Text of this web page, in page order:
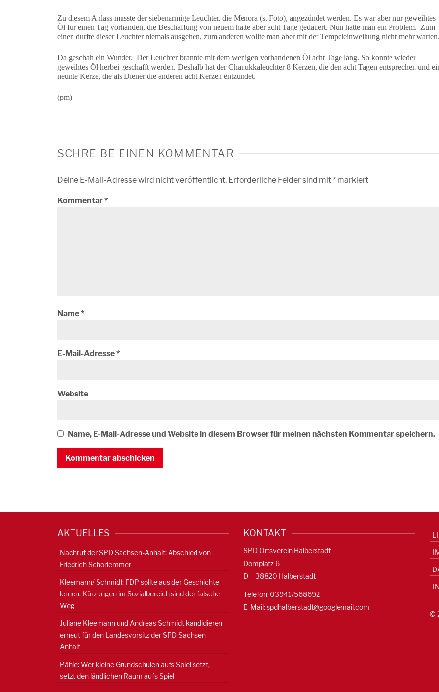
Zu diesem Anlass musste der siebenarmige Leuchter, die Menora (s. Foto), angezündet werden. Es war aber nur geweihtes
Öl für einen Tag vorhanden, die Beschaffung von neuem hätte aber acht Tage gedauert. Nun hatte man ein Problem. Zum
einen durfte dieser Leuchter niemals ausgehen, zum anderen wollte man aber mit der Tempeleinweihung nicht mehr warten.
Da geschah ein Wunder. Der Leuchter brannte mit dem wenigen vorhandenen Öl acht Tage lang. So konnte wieder
geweihtes Öl herbei geschafft werden. Deshalb hat der Chanukkaleuchter 8 Kerzen, die den acht Tagen entsprechen und
neunte Kerze, die als Diener die anderen acht Kerzen entzündet.
(pm)
SCHREIBE EINEN KOMMENTAR
Deine E-Mail-Adresse wird nicht veröffentlicht. Erforderliche Felder sind mit* markiert
Kommentar*
Name*
E-Mail-Adresse*
Website
Name, E-Mail-Adresse und Website in diesem Browser für meinen nächsten Kommentar speichern.
AKTUELLES
Nachruf der SPD Sachsen-Anhalt: Abschied von
Friedrich Schorlemmer
Kleemann/ Schmidt: FDP sollte aus der Geschichte
lernen: Kürzungen im Sozialbereich sind der falsche
Weg
Juliane Kleemann und Andreas Schmidt kandidieren
erneut für den Landesvorsitz der SPD Sachsen-
Anhalt
Pähle: Wer kleine Grundschulen aufs Spiel setzt,
setzt den ländlichen Raum aufs Spiel
KONTAKT
SPD Ortsverein Halberstadt
Domplatz 6
D – 38820 Halberstadt
Telefon: 03941/568692
E-Mail:spdhalberstadt@googlemail.com
©